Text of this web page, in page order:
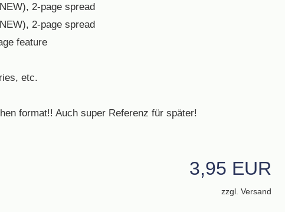
2-page spread
2-page spread
feature
etc.
format!! Auch super Referenz für später!
3,95 EUR
zzgl. Versand